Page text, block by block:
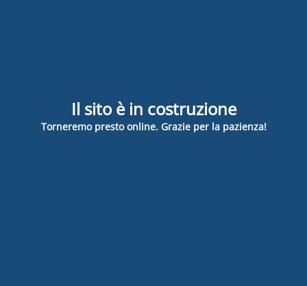
Il sito è in costruzione
Torneremo presto online. Grazie per la pazienza!